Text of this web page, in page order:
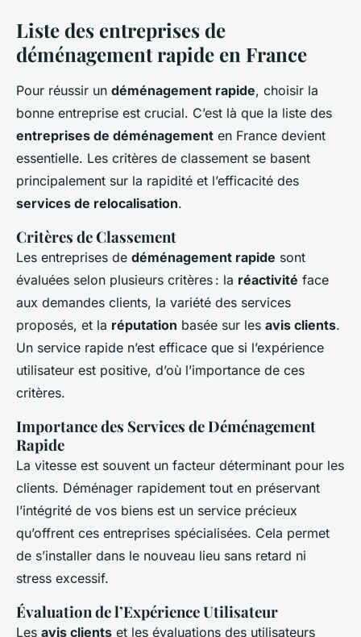
Le top 10 des entreprises de
déménagement rapide en
France
Emy 1 mars 2025 • 4 min de lecture
Liste des entreprises de
déménagement rapide en France
Pour réussir un déménagement rapide, choisir la
bonne entreprise est crucial. C’est là que la liste des
entreprises de déménagement en France devient
essentielle. Les critères de classement se basent
principalement sur la rapidité et l’efficacité des
services de relocalisation.
Critères de Classement
Les entreprises de déménagement rapide sont
évaluées selon plusieurs critères : la réactivité face
aux demandes clients, la variété des services
proposés, et la réputation basée sur les avis clients.
Un service rapide n’est efficace que si l’expérience
utilisateur est positive, d’où l’importance de ces
critères.
Importance des Services de Déménagement
Rapide
La vitesse est souvent un facteur déterminant pour les
clients. Déménager rapidement tout en préservant
l’intégrité de vos biens est un service précieux
qu’offrent ces entreprises spécialisées. Cela permet
de s’installer dans le nouveau lieu sans retard ni
stress excessif.
Évaluation de l’Expérience Utilisateur
Les avis clients et les évaluations des utilisateurs